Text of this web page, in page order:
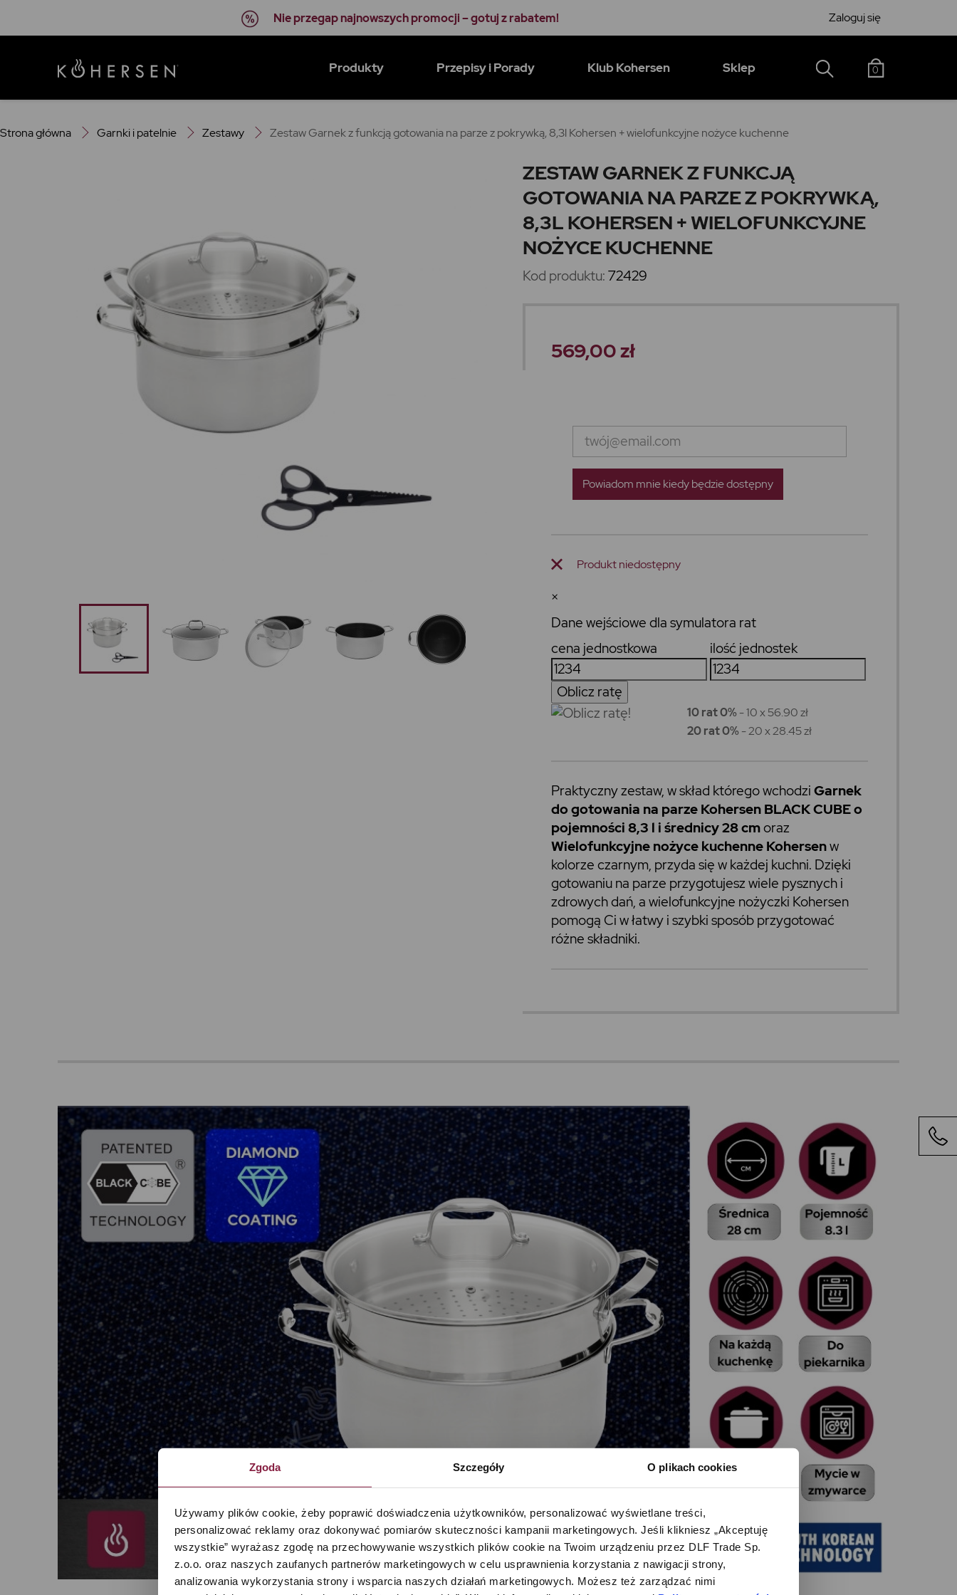
Zgoda Szczegóły O plikach cookies
Używamy plików cookie, żeby poprawić doświadczenia użytkowników, personalizować wyświetlane treści,
personalizować reklamy oraz dokonywać pomiarów skuteczności kampanii marketingowych. Jeśli klikniesz „Akceptuję
wszystkie” wyrażasz zgodę na przechowywanie wszystkich plików cookie na Twoim urządzeniu przez DLF Trade Sp.
z.o.o. oraz naszych zaufanych partnerów marketingowych w celu usprawnienia korzystania z nawigacji strony,
analizowania wykorzystania strony i wsparcia naszych działań marketingowych. Możesz też zarządzać nimi
Nie przegap najnowszych promocji – gotuj z rabatem! Zaloguj się
Produkty Przepisy i Porady Klub Kohersen Sklep 0
Strona główna Garnki i patelnie Zestawy Zestaw Garnek z funkcją gotowania na parze z pokrywką, 8,3l Kohersen + wielofunkcyjne nożyce kuchenne
ZESTAW GARNEK Z FUNKCJĄ
GOTOWANIA NA PARZE Z POKRYWKĄ,
8,3L KOHERSEN + WIELOFUNKCYJNE
NOŻYCE KUCHENNE
Kod produktu: 72429
569,00 zł
Powiadom mnie kiedy będzie dostępny
Produkt niedostępny
×
Dane wejściowe dla symulatora rat
cena jednostkowa
ilość jednostek
10 rat 0% - 10 x 56.90 zł
20 rat 0% - 20 x 28.45 zł
Praktyczny zestaw, w skład którego wchodziGarnek
do gotowania na parze Kohersen BLACK CUBE o
pojemności 8,3 l i średnicy 28 cmoraz
Wielofunkcyjne nożyce kuchenne Kohersenw
kolorze czarnym, przyda się w każdej kuchni. Dzięki
gotowaniu na parze przygotujesz wiele pysznych i
zdrowych dań, a wielofunkcyjne nożyczki Kohersen
pomogą Ci w łatwy i szybki sposób przygotować
różne składniki.